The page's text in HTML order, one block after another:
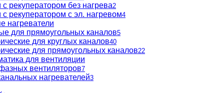
рекуператором без нагрева2
рекуператором с эл. нагревом4
нагреватели
для прямоугольных каналов5
для круглых каналов40
для прямоугольных каналов22
для вентиляции
вентиляторов7
нагревателей3